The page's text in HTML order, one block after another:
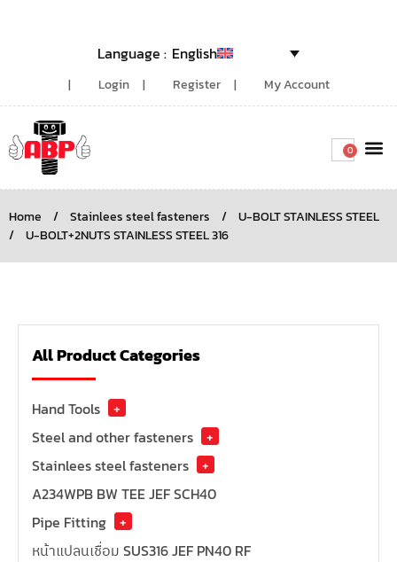
English
Login Register My Account
0
Home / Stainlees steel fasteners /
U-BOLT STAINLESS STEEL
/
U-BOLT+2NUTS STAINLESS STEEL 316
All Product Categories
Hand Tools
+
Steel and other fasteners
+
Stainlees steel fasteners
+
A234WPB BW TEE JEF SCH40
Pipe Fitting
+
หน้าแปลนเชื่อม SUS316 JEF PN40 RF